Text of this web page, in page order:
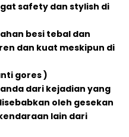
safety dan stylish di
besi tebal dan
dan kuat meskipun di
gores )
dari kejadian yang
oleh gesekan
lain dari